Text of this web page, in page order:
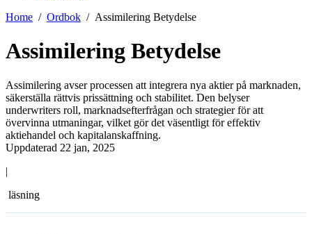
Home / Ordbok / Assimilering Betydelse
Assimilering Betydelse
Assimilering avser processen att integrera nya aktier på marknaden,
säkerställa rättvis prissättning och stabilitet. Den belyser
underwriters roll, marknadsefterfrågan och strategier för att
övervinna utmaningar, vilket gör det väsentligt för effektiv
aktiehandel och kapitalanskaffning.
Uppdaterad 22 jan, 2025
|
läsning